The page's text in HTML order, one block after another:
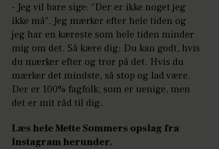
- Jeg vil bare sige: “Der er ikke noget jeg
ikke må”. Jeg mærker efter hele tiden og
jeg har en kæreste som hele tiden minder
mig om det. Så kære dig: Du kan godt, hvis
du mærker efter og tror på det. Hvis du
mærker det mindste, så stop og lad være.
Der er 100% fagfolk, som er uenige, men
det er mit råd til dig.
Læs hele Mette Sommers opslag fra
Instagram herunder.